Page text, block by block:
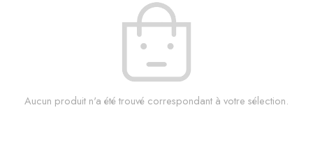
Aucun produit n'a été trouvé correspondant à votre sélection.